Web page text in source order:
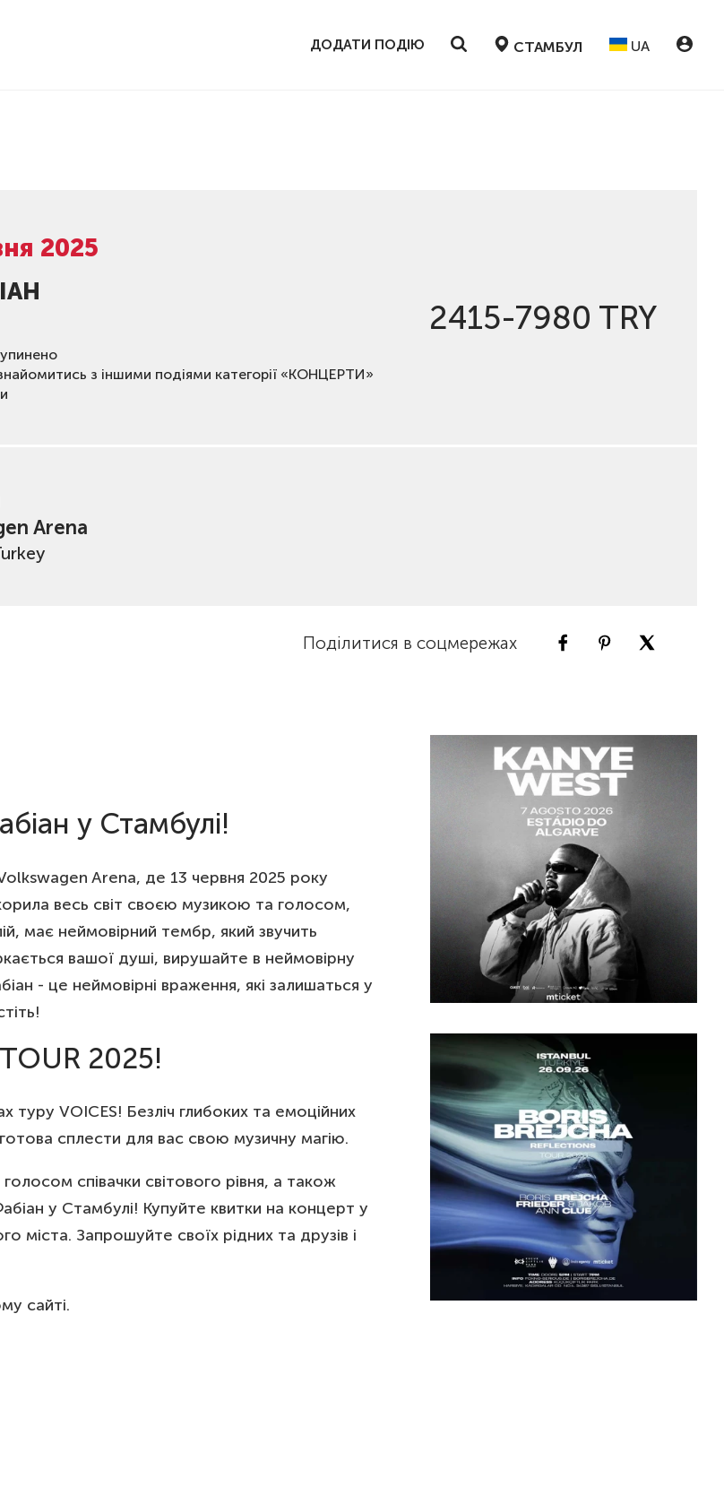
ДОДАТИ ПОДІЮ СТАМБУЛ UA
2025
з іншими подіями категорії «КОНЦЕРТИ»
2415-7980 TRY
Arena
Поділитися в соцмережах
у Стамбулі!
Arena, де 13 червня 2025 року
весь світ своєю музикою та голосом,
має неймовірний тембр, який звучить
вашої душі, вирушайте в неймовірну
- це неймовірні враження, які залишаться у
2025!
туру VOICES! Безліч глибоких та емоційних
сплести для вас свою музичну магію.
співачки світового рівня, а також
у Стамбулі! Купуйте квитки на концерт у
міста. Запрошуйте своїх рідних та друзів і
сайті.